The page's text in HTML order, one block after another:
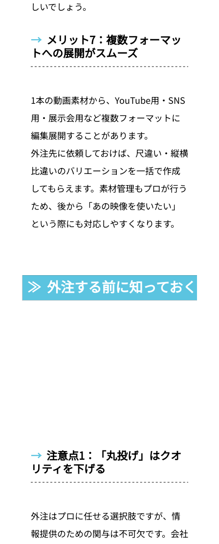
しいでしょう。
→ メリット7：複数フォーマッ
トへの展開がスムーズ
1本の動画素材から、YouTube用・SNS
用・展示会用など複数フォーマットに
編集展開することがあります。
外注先に依頼しておけば、尺違い・縦横
比違いのバリエーションを一括で作成
してもらえます。素材管理もプロが行う
ため、後から「あの映像を使いたい」
という際にも対応しやすくなります。
≫  外注する前に知っておくべ
→ 注意点1：「丸投げ」はクオ
リティを下げる
外注はプロに任せる選択肢ですが、情
報提供のための関与は不可欠です。会社